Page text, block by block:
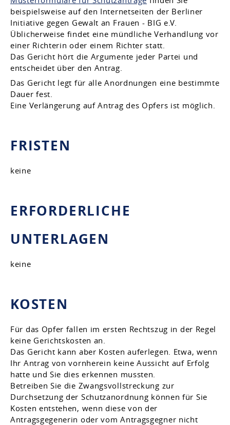
beispielsweise auf den Internetseiten der Berliner
Initiative gegen Gewalt an Frauen - BIG e.V.
Üblicherweise findet eine mündliche Verhandlung vor
einer Richterin oder einem Richter statt.
Das Gericht hört die Argumente jeder Partei und
entscheidet über den Antrag.
Das Gericht legt für alle Anordnungen eine bestimmte
Dauer fest.
Eine Verlängerung auf Antrag des Opfers ist möglich.
FRISTEN
keine
ERFORDERLICHE
UNTERLAGEN
keine
KOSTEN
Für das Opfer fallen im ersten Rechtszug in der Regel
keine Gerichtskosten an.
Das Gericht kann aber Kosten auferlegen. Etwa, wenn
Ihr Antrag von vornherein keine Aussicht auf Erfolg
hatte und Sie dies erkennen mussten.
Betreiben Sie die Zwangsvollstreckung zur
Durchsetzung der Schutzanordnung können für Sie
Kosten entstehen, wenn diese von der
Antragsgegenerin oder vom Antragsgegner nicht